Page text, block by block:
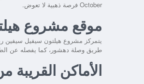
October فرصة ذهبية لا تعوض.
موقع مشروع
يتمركز مشروع هيلتون سيفيل سيفين
طريق وصلة دهشور، كما يفصله عن